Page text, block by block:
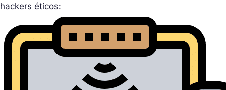
hackers éticos: